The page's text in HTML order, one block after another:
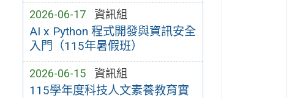
2026-06-17 資訊組
AI x Python 程式開發與資訊安全
入門（115年暑假班）
2026-06-15 資訊組
115學年度科技人文素養教育實